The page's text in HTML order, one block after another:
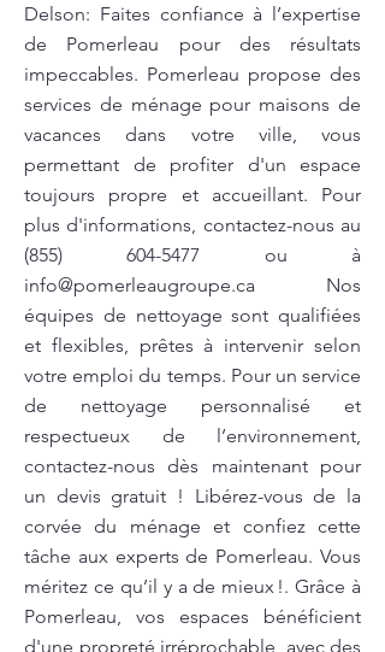
Delson: Faites confiance à l’expertise
de Pomerleau pour des résultats
impeccables. Pomerleau propose des
services de ménage pour maisons de
vacances dans votre ville, vous
permettant de profiter d'un espace
toujours propre et accueillant. Pour
plus d'informations, contactez-nous au
(855) 604-5477 ou à
info@pomerleaugroupe.ca Nos
équipes de nettoyage sont qualifiées
et flexibles, prêtes à intervenir selon
votre emploi du temps. Pour un service
de nettoyage personnalisé et
respectueux de l’environnement,
contactez-nous dès maintenant pour
un devis gratuit ! Libérez-vous de la
corvée du ménage et confiez cette
tâche aux experts de Pomerleau. Vous
méritez ce qu’il y a de mieux !. Grâce à
Pomerleau, vos espaces bénéficient
d'une propreté irréprochable, avec des